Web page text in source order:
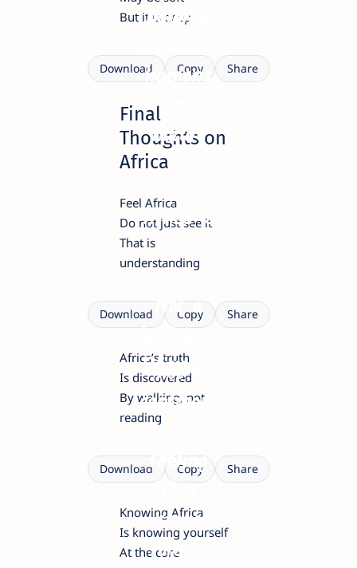
wisdom
But it is deep
balance
Between
humans
nature
Download Copy Share
Final
Thoughts on
Africa
Feel Africa
Do not just see it
That is
understanding
Africa is
experience
Not a
destination
Of maps
Download Copy Share
Africa’s truth
Is discovered
By walking, not
reading
Africa is
not a
continent
It is a
feeling
That
stays
forever
Download Copy Share
Knowing Africa
Is knowing yourself
At the core